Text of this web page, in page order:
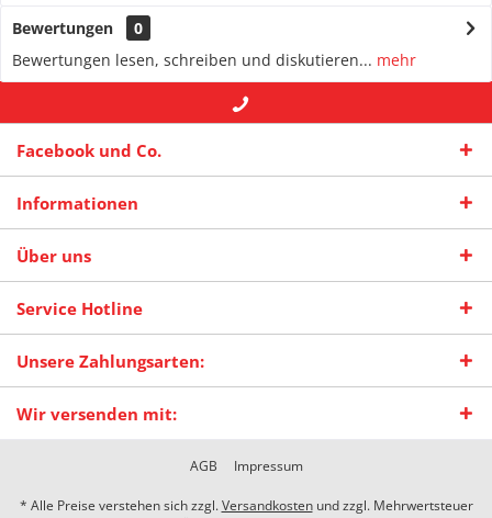
Bewertungen
0
Bewertungen lesen, schreiben und diskutieren... mehr
Facebook und Co.
Informationen
Über uns
Service Hotline
Unsere Zahlungsarten:
Wir versenden mit:
AGB Impressum
* Alle Preise verstehen sich zzgl.Versandkostenund zzgl. Mehrwertsteuer